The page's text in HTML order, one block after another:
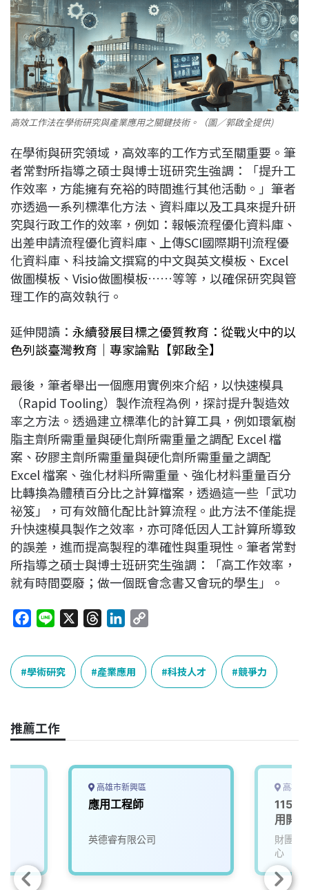
高效工作法在學術研究與產業應用之關鍵技術。（圖／郭啟全提供)
在學術與研究領域，高效率的工作方式至關重要。筆
者常對所指導之碩士與博士班研究生強調：「提升工
作效率，方能擁有充裕的時間進行其他活動。」筆者
亦透過一系列標準化方法、資料庫以及工具來提升研
究與行政工作的效率，例如：報帳流程優化資料庫、
出差申請流程優化資料庫、上傳SCI國際期刊流程優
化資料庫、科技論文撰寫的中文與英文模板、Excel
做圖模板、Visio做圖模板……等等，以確保研究與管
理工作的高效執行。
延伸閱讀： 永續發展目標之優質教育：從戰火中的以
色列談臺灣教育｜專家論點【郭啟全】
最後，筆者舉出一個應用實例來介紹，以快速模具
（Rapid Tooling）製作流程為例，探討提升製造效
率之方法。透過建立標準化的計算工具，例如環氧樹
脂主劑所需重量與硬化劑所需重量之調配 Excel 檔
案、矽膠主劑所需重量與硬化劑所需重量之調配
Excel 檔案、強化材料所需重量、強化材料重量百分
比轉換為體積百分比之計算檔案，透過這一些「武功
祕笈」，可有效簡化配比計算流程。此方法不僅能提
升快速模具製作之效率，亦可降低因人工計算所導致
的誤差，進而提高製程的準確性與重現性。筆者常對
所指導之碩士與博士班研究生強調：「高工作效率，
就有時間耍廢；做一個既會念書又會玩的學生」。
c
e
b
o
k
n
e
r
e
a
n
k
e
n
y
k
學術研究 產業應用 科技人才 競爭力
推薦工作
高雄市新興區
應用工程師
英德睿有限公司
高雄
用開
財團法
心